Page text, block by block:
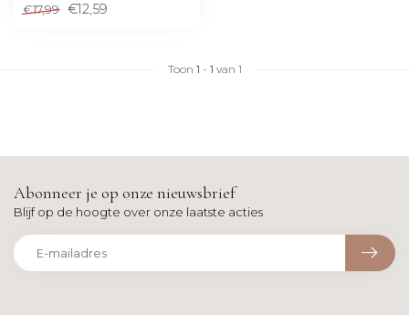
€17,99 €12,59
Toon 1 - 1 van 1
Abonneer je op onze nieuwsbrief
Blijf op de hoogte over onze laatste acties